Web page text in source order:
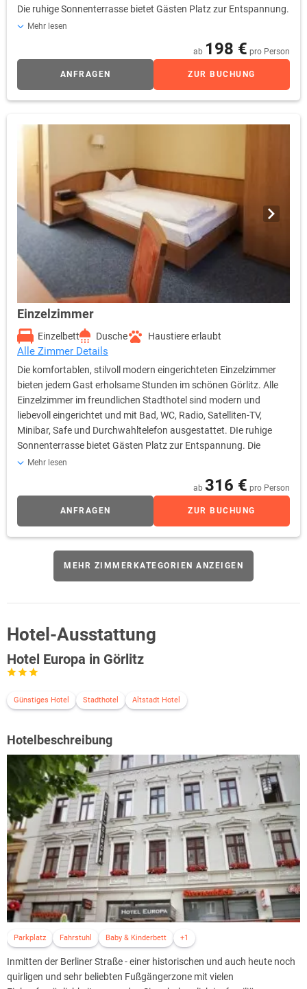
Die ruhige Sonnenterrasse bietet Gästen Platz zur Entspannung.
Die Rezeption und natürlich auch Ihr Zimmer erreichen Sie
Mehr lesen
ab 198 € pro Person
ANFRAGEN ZUR BUCHUNG
Einzelzimmer
Einzelbett Dusche Haustiere erlaubt
Alle Zimmer Details
Die komfortablen, stilvoll modern eingerichteten Einzelzimmer
bieten jedem Gast erholsame Stunden im schönen Görlitz. Alle
Einzelzimmer im freundlichen Stadthotel sind modern und
liebevoll eingerichtet und mit Bad, WC, Radio, Satelliten-TV,
Minibar, Safe und Durchwahltelefon ausgestattet. DIe ruhige
Sonnenterrasse bietet Gästen Platz zur Entspannung. Die
Rezeption und natürlich auch Ihr Zimmer erreichen Sie bequem
Mehr lesen
ab 316 € pro Person
ANFRAGEN ZUR BUCHUNG
MEHR ZIMMERKATEGORIEN ANZEIGEN
Hotel-Ausstattung
Hotel Europa in Görlitz
Günstiges Hotel Stadthotel Altstadt Hotel
Hotelbeschreibung
Parkplatz Fahrstuhl Baby & Kinderbett +1
Inmitten der Berliner Straße - einer historischen und auch heute noch
quirligen und sehr beliebten Fußgängerzone mit vielen